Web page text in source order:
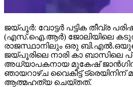
ജയ്പൂര്‍: വോട്ടര്‍ പട്ടിക തീവ്ര
(എസ്.ഐ.ആര്‍) ജോലിയിലെ
രാജസ്ഥാനിലും ഒരു
ജയ്പൂരിലെ നാരി കാ
അധ്യാപകനായ മുകേഷ്
ഞായറാഴ്ച വൈകീട്ട് ട്രെയിനിന്
ആത്മഹത്യ ചെയ്തത്.